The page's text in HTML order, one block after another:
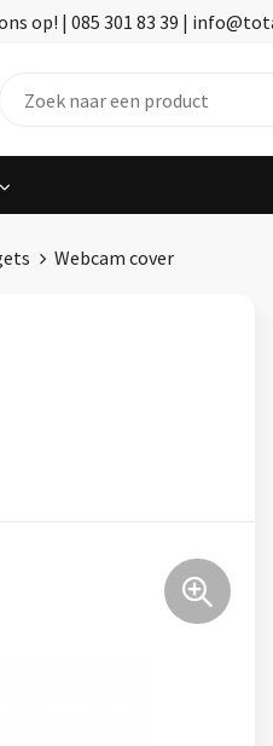
op! | 085 301 83 39 |
Webcam cover